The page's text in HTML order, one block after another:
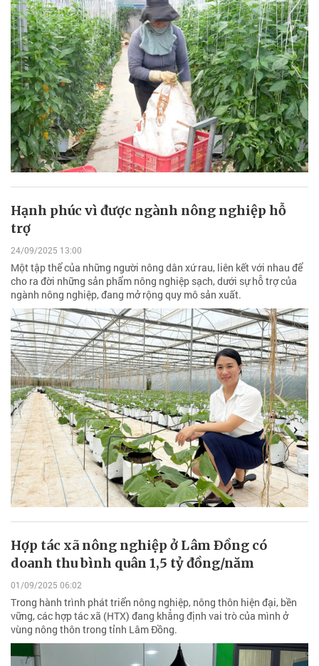
Hạnh phúc vì được ngành nông nghiệp hỗ
trợ
24/09/2025 13:00
Một tập thể của những người nông dân xứ rau, liên kết với nhau để
cho ra đời những sản phẩm nông nghiệp sạch, dưới sự hỗ trợ của
ngành nông nghiệp, đang mở rộng quy mô sản xuất.
Hợp tác xã nông nghiệp ở Lâm Ðồng có
doanh thu bình quân 1,5 tỷ đồng/năm
01/09/2025 06:02
Trong hành trình phát triển nông nghiệp, nông thôn hiện đại, bền
vững, các hợp tác xã (HTX) đang khẳng định vai trò của mình ở
vùng nông thôn trong tỉnh Lâm Đồng.